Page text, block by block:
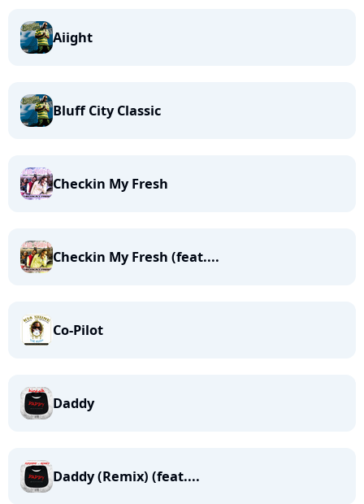
Aiight
Bluff City Classic
Checkin My Fresh
Checkin My Fresh (feat....
Co-Pilot
Daddy
Daddy (Remix) (feat....